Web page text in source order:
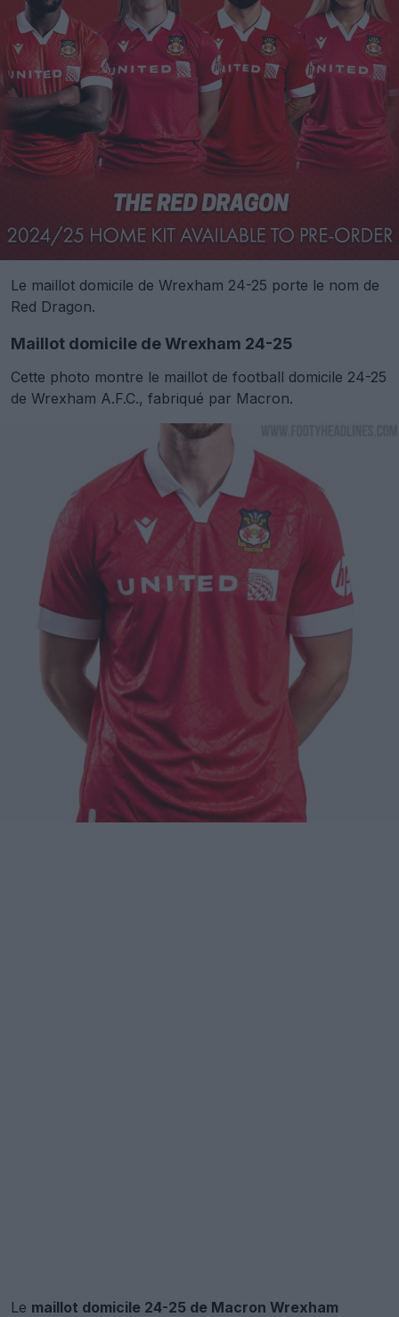
Le maillot domicile de Wrexham 24-25 porte le nom de
Red Dragon.
Maillot domicile de Wrexham 24-25
Cette photo montre le maillot de football domicile 24-25
de Wrexham A.F.C., fabriqué par Macron.
Le maillot domicile 24-25 de Macron Wrexham